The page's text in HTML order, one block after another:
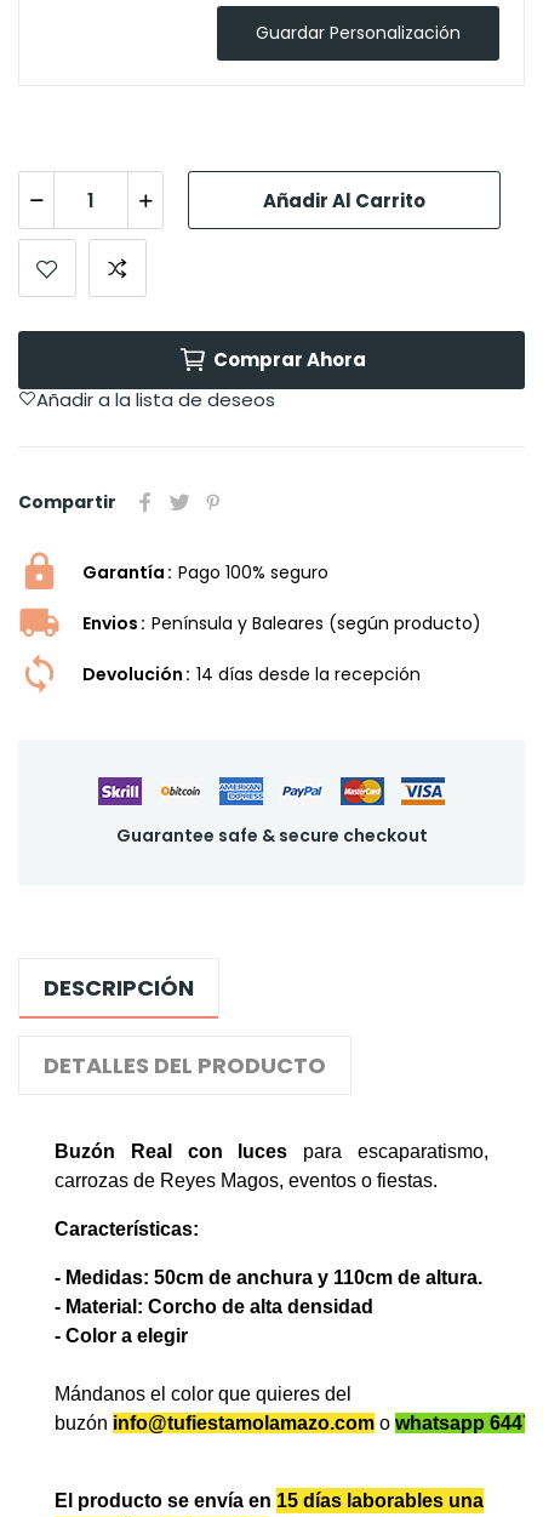
Guardar Personalización
Añadir Al Carrito
Comprar Ahora
Añadir a la lista de deseos
Compartir
Garantía Pago 100% seguro
Envios Península y Baleares (según producto)
Devolución 14 dí­as desde la recepción
Guarantee safe & secure checkout
DESCRIPCIÓN
DETALLES DEL PRODUCTO
Buzón Real con luces para escaparatismo,
carrozas de Reyes Magos, eventos o fiestas.
Características:
- Medidas: 50cm de anchura y 110cm de altura.
- Material: Corcho de alta densidad
- Color a elegir
Mándanos el color que quieres del
buzón info@tufiestamolamazo.com o whatsapp
El producto se envía en 15 días laborables una